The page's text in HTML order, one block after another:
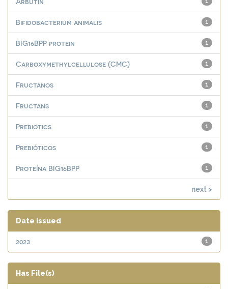
1
Bifidobacterium animalis
1
BIG16BPP protein
1
Carboxymethylcellulose (CMC)
1
Fructanos
1
Fructans
1
Prebiotics
1
Prebióticos
1
Proteína BIG16BPP
next >
Date issued
1
2023
Has File(s)